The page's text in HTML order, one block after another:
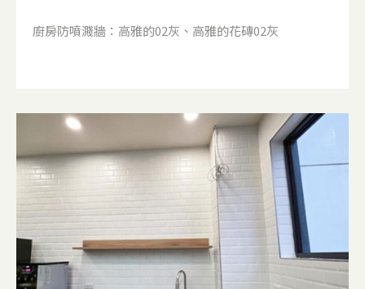
廚房防噴濺牆：高雅的02灰、高雅的花磚02灰